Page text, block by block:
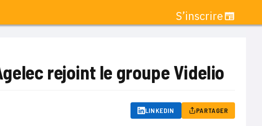
S’inscrire
rejoint le groupe Videlio
LINKEDIN PARTAGER